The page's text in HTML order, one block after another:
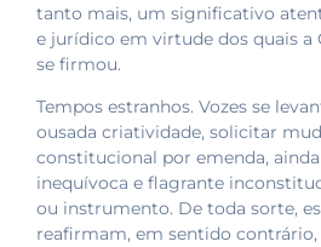
tanto mais, um significativo
e jurídico em virtude dos quais a
se firmou.
Tempos estranhos. Vozes se
ousada criatividade, solicitar
constitucional por emenda,
inequívoca e flagrante
ou instrumento. De toda sorte,
reafirmam, em sentido contrário,